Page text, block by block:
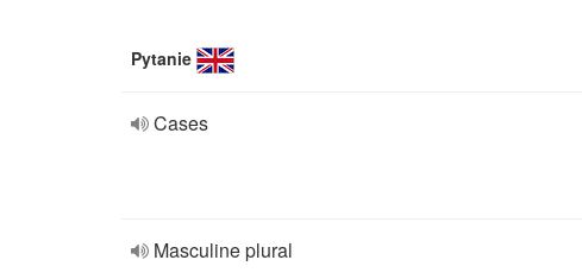
Pytanie
Cases
Masculine plural